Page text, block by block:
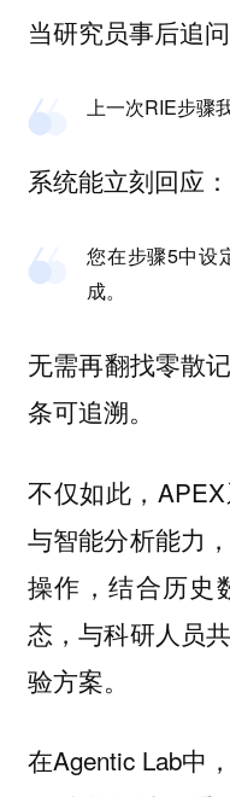
当研究员事后追问
上一次RIE步骤
系统能立刻回应：
您在步骤5中设
成。
无需再翻找零散
条可追溯。
不仅如此，
与智能分析能力
操作，结合历史
态，与科研人员
验方案。
在Agentic Lab中